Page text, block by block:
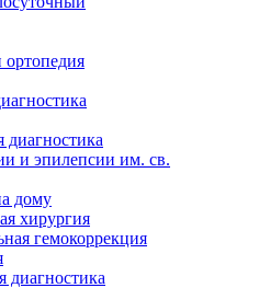
ортопедия
и эпилепсии им. св.
дому
хирургия
гемокоррекция
диагностика